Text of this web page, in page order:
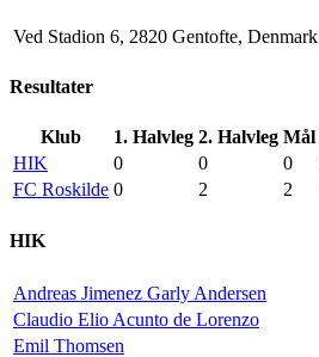
Ved Stadion 6, 2820 Gentofte, Denmark
Resultater
Klub 1. Halvleg 2. Halvleg Mål
HIK
0 0 0
FC Roskilde 0 2 2
HIK
Andreas Jimenez Garly Andersen
Claudio Elio Acunto de Lorenzo
Emil Thomsen